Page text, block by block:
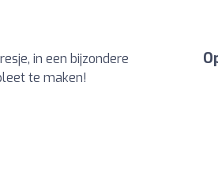
in een bijzondere
te maken!